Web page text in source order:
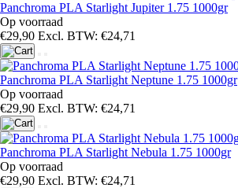
Panchroma PLA Starlight Jupiter 1.75 1000gr
Op voorraad
€29,90 Excl. BTW: €24,71
Panchroma PLA Starlight Neptune 1.75 1000gr
Op voorraad
€29,90 Excl. BTW: €24,71
Panchroma PLA Starlight Nebula 1.75 1000gr
Op voorraad
€29,90 Excl. BTW: €24,71